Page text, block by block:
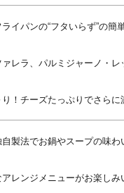
イパンの“フタいらず”の
レラ、パルミジャーノ・
！チーズたっぷりでさらに
製法でお鍋やスープの味
レンジメニューがお楽しみ